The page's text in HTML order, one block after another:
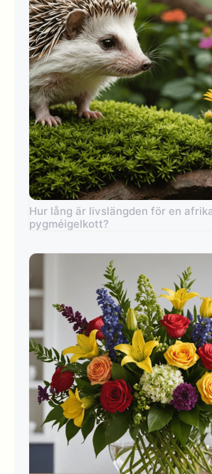
Hur lång är livslängden för en
pygméigelkott?